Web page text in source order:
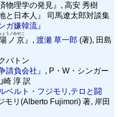
物理学の発見』, 高安 秀樹
と日本人』 司馬遼太郎対談集
ガ嫌韓流』
ノ京
ょうノみやこ
』, 渡瀬 草一郎 (著), 田島
バトン
請負会社』 , P・W・シンガー
崎 淳 訳
ベルト・フジモリ,テロと闘
モリ(Alberto Fujimori) 著, 岸田